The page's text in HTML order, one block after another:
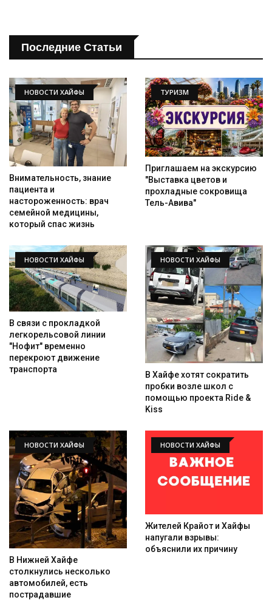
Последние Статьи
НОВОСТИ ХАЙФЫ
Внимательность, знание
пациента и
настороженность: врач
семейной медицины,
который спас жизнь
ТУРИЗМ
Приглашаем на экскурсию
"Выставка цветов и
прохладные сокровища
Тель-Авива"
НОВОСТИ ХАЙФЫ
В связи с прокладкой
легкорельсовой линии
"Нофит" временно
перекроют движение
транспорта
НОВОСТИ ХАЙФЫ
В Хайфе хотят сократить
пробки возле школ с
помощью проекта Ride &
Kiss
НОВОСТИ ХАЙФЫ
В Нижней Хайфе
столкнулись несколько
автомобилей, есть
пострадавшие
НОВОСТИ ХАЙФЫ
Жителей Крайот и Хайфы
напугали взрывы:
объяснили их причину